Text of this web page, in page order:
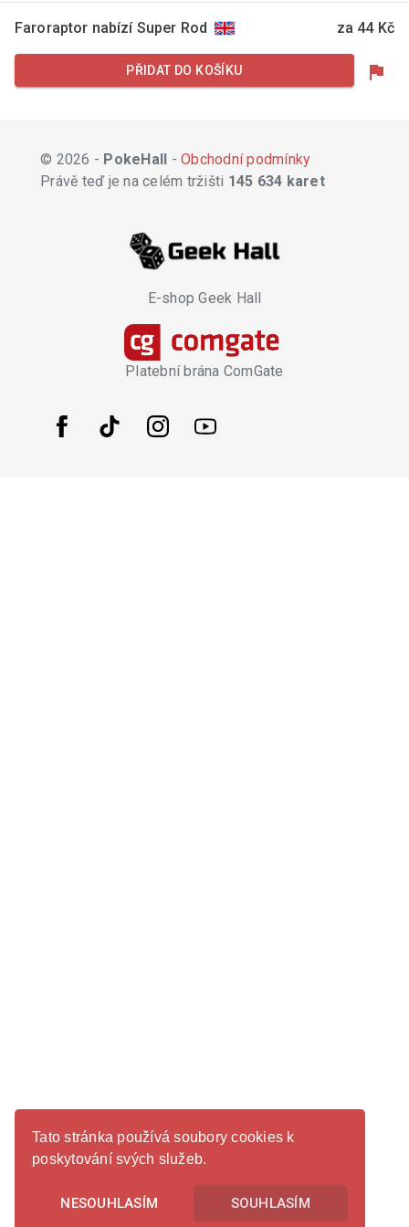
Tato stránka používá soubory cookies k
poskytování svých služeb.
NESOUHLASÍM SOUHLASÍM
Faroraptor nabízí Super Rod za 44 Kč
PŘIDAT DO KOŠÍKU flag
© 2026 - PokeHall - Obchodní podmínky
Právě teď je na celém tržišti 145 634 karet
E-shop Geek Hall
Platební brána ComGate